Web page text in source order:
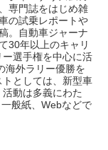
専門誌をはじめ雑
の試乗レポートや
。自動車ジャーナ
30年以上のキャリ
選手権を中心に活
海外ラリー優勝を
としては、新型車
動は多義にわた
般紙、Webなどで